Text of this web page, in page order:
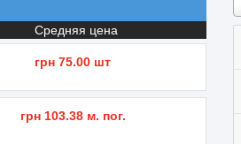
Средняя цена
грн 75.00 шт
грн 103.38м. пог.